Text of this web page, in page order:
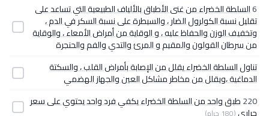
6السلطة الخضراء من غنى الأطباق بالألياف الطبيعية التي تساعد على
تقليل نسبة الكولرول الضار ، والسيطرة على نسبة السكر في الدم ،
وتخفيف الوزن والحفاظ عليه ، و الوقاية من أمراض الأمعاء ، والوقاية
من سرطان القولون والمقيم و المرئ والتدي والفم والحنجرة
تناول السلطة الخضراء يقلل من الإصابة بأمراض القلب ، والسكتة
الدماغية ،ويقلل من مخاطر مشاكل العين والجهاز الهضمي
220طبق واحد من السلطة الخضراء يكفي فرد واحد يحتوي على سعر
حراري(180 جرام)